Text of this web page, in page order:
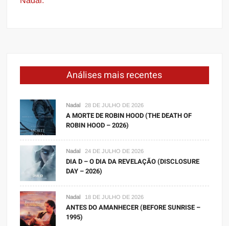
Análises mais recentes
Nadal 28 DE JULHO DE 2026
A MORTE DE ROBIN HOOD (THE DEATH OF
ROBIN HOOD – 2026)
Nadal 24 DE JULHO DE 2026
DIA D – O DIA DA REVELAÇÃO (DISCLOSURE
DAY – 2026)
Nadal 18 DE JULHO DE 2026
ANTES DO AMANHECER (BEFORE SUNRISE –
1995)